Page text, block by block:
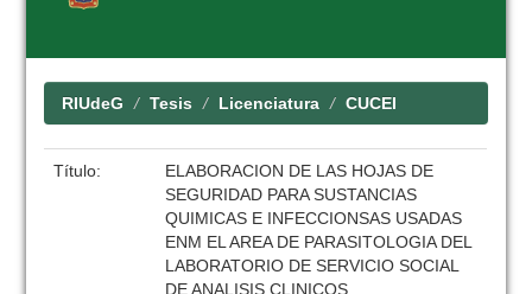
RIUdeG Tesis Licenciatura CUCEI
Título:
ELABORACION DE LAS HOJAS DE
SEGURIDAD PARA SUSTANCIAS
QUIMICAS E INFECCIONSAS USADAS
ENM EL AREA DE PARASITOLOGIA DEL
LABORATORIO DE SERVICIO SOCIAL
DE ANALISIS CLINICOS